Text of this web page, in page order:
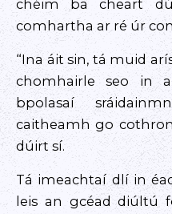
chéim ba cheart
comhartha ar ré úr
“Ina áit sin, tá muid
chomhairle seo in
bpolasaí
caitheamh go
dúirt sí.
Tá imeachtaí dlí in
leis an gcéad diúltú